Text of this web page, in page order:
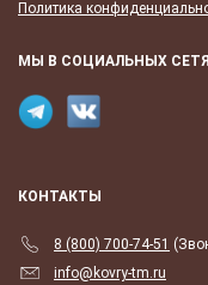
Политика
МЫ В СОЦИАЛЬНЫХ
КОНТАКТЫ
8 (800) 700-74-51
info@kovry-tm.ru